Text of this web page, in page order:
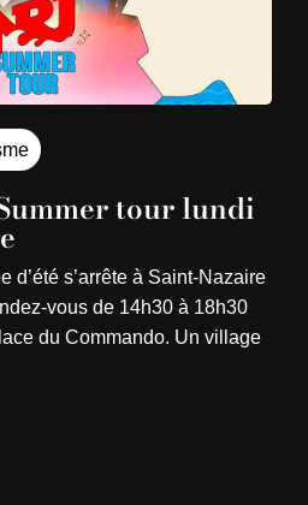
tour lundi
d’été s’arrête à Saint-Nazaire
vous de 14h30 à 18h30
du Commando. Un village